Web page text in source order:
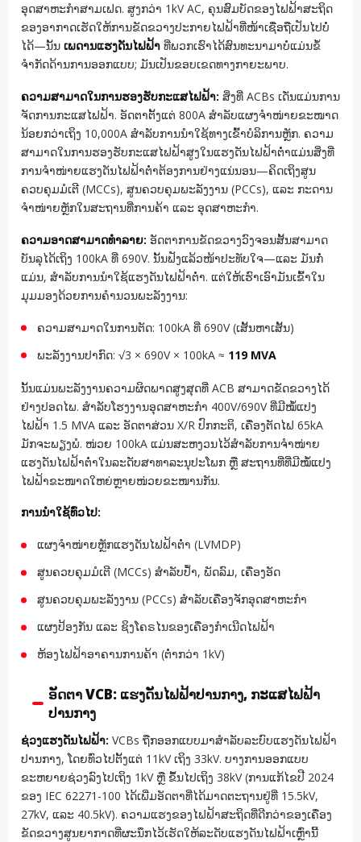
ອຸດສາຫະກຳສາມເຟດ. ສູງກວ່າ 1kV AC, ຄຸນສົມບັດຂອງໄຟຟ້າສະຖິດ
ຂອງອາກາດເຮັດໃຫ້ການຂັດຂວາງປະກາຍໄຟຟ້າທີ່ໜ້າເຊື່ອຖືເປັນໄປບໍ່
ໄດ້—ນັ້ນ ເພດານແຮງດັນໄຟຟ້າ ທີ່ພວກເຮົາໄດ້ສົນທະນາມາບໍ່ແມ່ນຂໍ້
ຈຳກັດດ້ານການອອກແບບ; ມັນເປັນຂອບເຂດທາງກາຍະພາບ.
ຄວາມສາມາດໃນການຮອງຮັບກະແສໄຟຟ້າ: ສິ່ງທີ່ ACBs ເດັ່ນແມ່ນການ
ຈັດການກະແສໄຟຟ້າ. ອັດຕາຕັ້ງແຕ່ 800A ສຳລັບແຜງຈຳໜ່າຍຂະໜາດ
ນ້ອຍກວ່າເຖິງ 10,000A ສຳລັບການນຳໃຊ້ທາງເຂົ້າບໍລິການຫຼັກ. ຄວາມ
ສາມາດໃນການຮອງຮັບກະແສໄຟຟ້າສູງໃນແຮງດັນໄຟຟ້າຕໍ່າແມ່ນສິ່ງທີ່
ການຈຳໜ່າຍແຮງດັນໄຟຟ້າຕໍ່າຕ້ອງການຢ່າງແນ່ນອນ—ຄິດເຖິງສູນ
ຄວບຄຸມມໍເຕີ (MCCs), ສູນຄວບຄຸມພະລັງງານ (PCCs), ແລະ ກະດານ
ຈຳໜ່າຍຫຼັກໃນສະຖານທີ່ການຄ້າ ແລະ ອຸດສາຫະກຳ.
ຄວາມອາດສາມາດທໍາລາຍ: ອັດຕາການຂັດຂວາງວົງຈອນສັ້ນສາມາດ
ບັນລຸໄດ້ເຖິງ 100kA ທີ່ 690V. ນັ້ນຟັງແລ້ວໜ້າປະທັບໃຈ—ແລະ ມັນກໍ່
ແມ່ນ, ສຳລັບການນຳໃຊ້ແຮງດັນໄຟຟ້າຕໍ່າ. ແຕ່ໃຫ້ເຮົາເອົາມັນເຂົ້າໃນ
ມຸມມອງດ້ວຍການຄຳນວນພະລັງງານ:
ຄວາມສາມາດໃນການຕັດ: 100kA ທີ່ 690V (ເສັ້ນຫາເສັ້ນ)
ພະລັງງານປາກົດ: √3 × 690V × 100kA ≈ 119 MVA
ນັ້ນແມ່ນພະລັງງານຄວາມຜິດພາດສູງສຸດທີ່ ACB ສາມາດຂັດຂວາງໄດ້
ຢ່າງປອດໄພ. ສຳລັບໂຮງງານອຸດສາຫະກຳ 400V/690V ທີ່ມີໝໍ້ແປງ
ໄຟຟ້າ 1.5 MVA ແລະ ອັດຕາສ່ວນ X/R ປົກກະຕິ, ເຄື່ອງຕັດໄຟ 65kA
ມັກຈະພຽງພໍ. ໜ່ວຍ 100kA ແມ່ນສະຫງວນໄວ້ສຳລັບການຈຳໜ່າຍ
ແຮງດັນໄຟຟ້າຕໍ່າໃນລະດັບສາທາລະນຸປະໂພກ ຫຼື ສະຖານທີ່ທີ່ມີໝໍ້ແປງ
ໄຟຟ້າຂະໜາດໃຫຍ່ຫຼາຍໜ່ວຍຂະໜານກັນ.
ການນຳໃຊ້ທົ່ວໄປ:
ແຜງຈຳໜ່າຍຫຼັກແຮງດັນໄຟຟ້າຕໍ່າ (LVMDP)
ສູນຄວບຄຸມມໍເຕີ (MCCs) ສຳລັບປ້ຳ, ພັດລົມ, ເຄື່ອງອັດ
ສູນຄວບຄຸມພະລັງງານ (PCCs) ສຳລັບເຄື່ອງຈັກອຸດສາຫະກຳ
ແຜງປ້ອງກັນ ແລະ ຊິງໂຄຣໄນຂອງເຄື່ອງກຳເນີດໄຟຟ້າ
ຫ້ອງໄຟຟ້າອາຄານການຄ້າ (ຕ່ຳກວ່າ 1kV)
ອັດຕາ VCB: ແຮງດັນໄຟຟ້າປານກາງ, ກະແສໄຟຟ້າ
ປານກາງ
ຊ່ວງແຮງດັນໄຟຟ້າ: VCBs ຖືກອອກແບບມາສຳລັບລະບົບແຮງດັນໄຟຟ້າ
ປານກາງ, ໂດຍທົ່ວໄປຕັ້ງແຕ່ 11kV ເຖິງ 33kV. ບາງການອອກແບບ
ຂະຫຍາຍຊ່ວງລົງໄປເຖິງ 1kV ຫຼື ຂຶ້ນໄປເຖິງ 38kV (ການແກ້ໄຂປີ 2024
ຂອງ IEC 62271-100 ໄດ້ເພີ່ມອັດຕາທີ່ໄດ້ມາດຕະຖານຢູ່ທີ່ 15.5kV,
27kV, ແລະ 40.5kV). ຄວາມແຮງຂອງໄຟຟ້າສະຖິດທີ່ດີກວ່າຂອງເຄື່ອງ
ຂັດຂວາງສູນຍາກາດທີ່ຜະນຶກໄວ້ເຮັດໃຫ້ລະດັບແຮງດັນໄຟຟ້າເຫຼົ່ານີ້